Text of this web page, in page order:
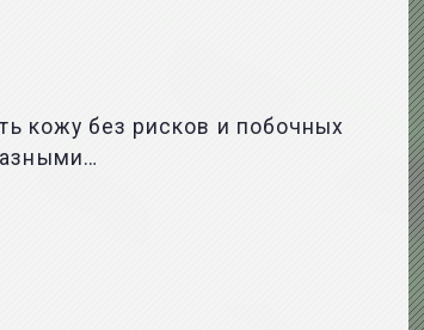
кожу без рисков и побочных